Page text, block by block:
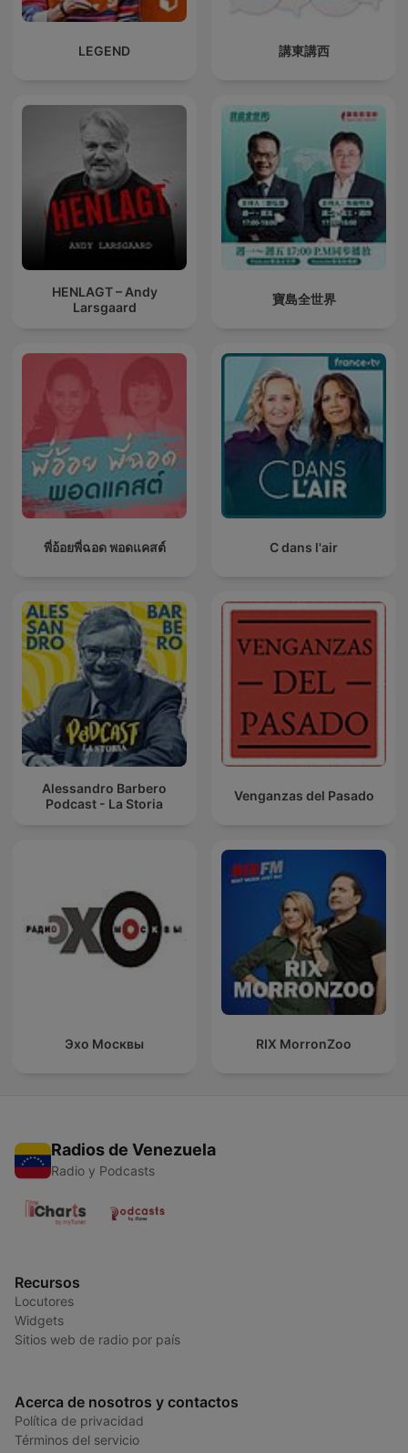
LEGEND 講東講西
HENLAGT – Andy
Larsgaard
寶島全世界
พี่อ้อยพี่ฉอด พอดแคสต์ C dans l'air
Alessandro Barbero
Podcast - La Storia
Venganzas del Pasado
Эхо Москвы RIX MorronZoo
Radios de Venezuela
Radio y Podcasts
Recursos
Locutores
Widgets
Sitios web de radio por país
Acerca de nosotros y contactos
Política de privacidad
Términos del servicio